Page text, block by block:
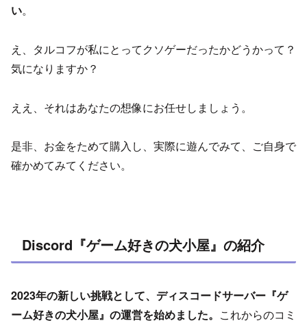
い。
え、タルコフが私にとってクソゲーだったかどうかって？
気になりますか？
ええ、それはあなたの想像にお任せしましょう。
是非、お金をためて購入し、実際に遊んでみて、ご自身で
確かめてみてください。
Discord『ゲーム好きの犬小屋』の紹介
2023年の新しい挑戦として、ディスコードサーバー『ゲ
ーム好きの犬小屋』の運営を始めました。 これからのコミ